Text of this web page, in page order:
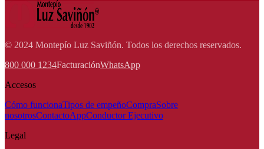
© 2024 Montepío Luz Saviñón. Todos los derechos reservados.
800 000 1234FacturaciónWhatsApp
Accesos
Cómo funcionaTipos de empeñoCompraSobre
nosotrosContactoAppConductor Ejecutivo
Legal